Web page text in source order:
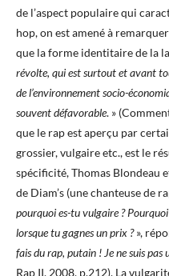
de l’aspect populaire qui
hop, on est amené à
que la forme identitaire de la
révolte, qui est surtout et avant
de l’environnement socio-
souvent défavorable. »
que le rap est aperçu par
grossier, vulgaire etc., est le
spécificité, Thomas Blondeau
de Diam’s (une chanteuse de
pourquoi es-tu vulgaire ?
lorsque tu gagnes un prix ?»,
fais du rap, putain ! Je ne suis pas
Rap II, 2008, p.212). La